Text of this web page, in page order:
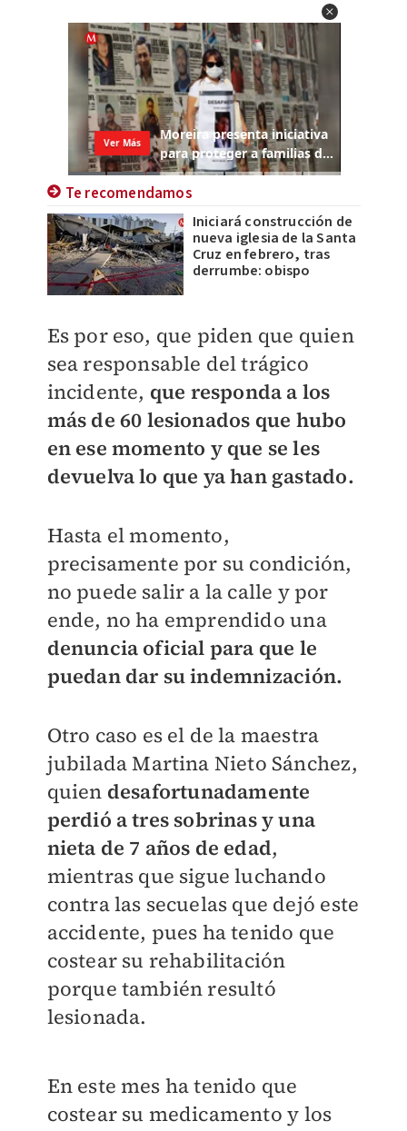
Te recomendamos
Iniciará construcción de
nueva iglesia de la Santa
Cruz en febrero, tras
derrumbe: obispo
Es por eso, que piden que quien
sea responsable del trágico
incidente, que responda a los
más de 60 lesionados que hubo
en ese momento y que se les
devuelva lo que ya han gastado.
Hasta el momento,
precisamente por su condición,
no puede salir a la calle y por
ende, no ha emprendido una
denuncia oficial para que le
puedan dar su indemnización.
Otro caso es el de la maestra
jubilada Martina Nieto Sánchez,
quien desafortunadamente
perdió a tres sobrinas y una
nieta de 7 años de edad,
mientras que sigue luchando
contra las secuelas que dejó este
accidente, pues ha tenido que
costear su rehabilitación
porque también resultó
lesionada.
En este mes ha tenido que
costear su medicamento y los